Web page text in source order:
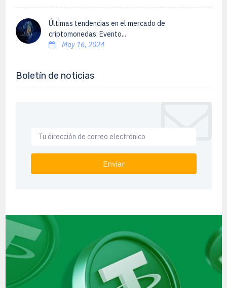
Últimas tendencias en el mercado de
criptomonedas: Evento...
May 16, 2024
Boletín de noticias
Enviar